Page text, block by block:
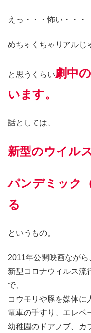
えっ・・・怖い・・・
めちゃくちゃリアルじ
と思うくらい劇中
います。
話としては、
新型のウイル
パンデミック
る
というもの。
2011年公開映画ながら
新型コロナウイルス流
で、
コウモリや豚を媒体に
電車の手すり、エレベ
幼稚園のドアノブ、カ